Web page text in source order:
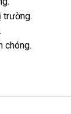
trường.
chóng.